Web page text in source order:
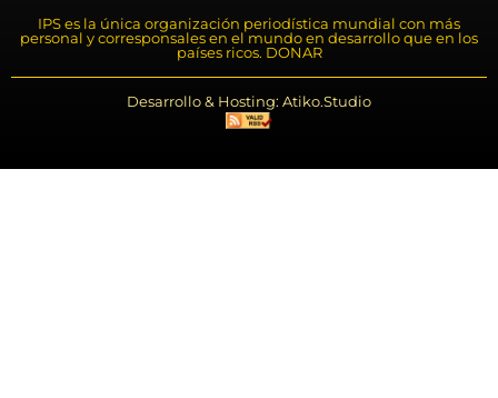
IPS es la única organización periodística mundial con más
personal y corresponsales en el mundo en desarrollo que en los
países ricos. DONAR
Desarrollo & Hosting: Atiko.Studio